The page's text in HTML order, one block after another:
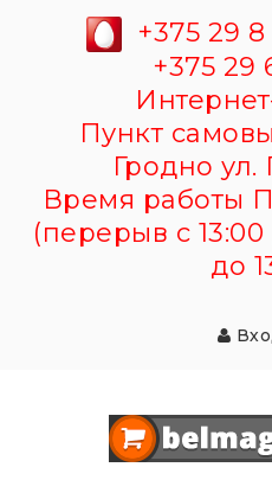
+375
+375 29
Пункт
Гродно
Время работы
(перерыв с
до